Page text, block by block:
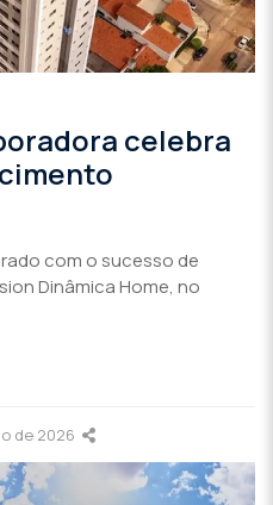
celebra
com o sucesso de
Dinâmica Home, no
de 2026